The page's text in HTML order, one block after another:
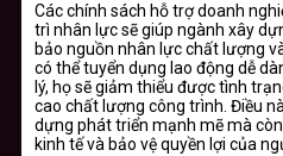
Các chính sách hỗ trợ doanh
trì nhân lực sẽ giúp ngành xây
bảo nguồn nhân lực chất lượng
có thể tuyển dụng lao động dễ
lý, họ sẽ giảm thiểu được tình
cao chất lượng công trình. Điều
dựng phát triển mạnh mẽ mà
kinh tế và bảo vệ quyền lợi của